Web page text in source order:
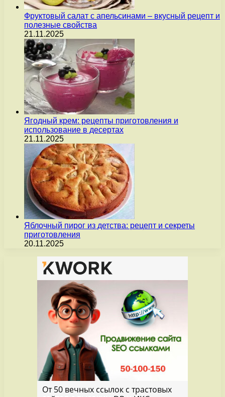
Фруктовый салат с апельсинами – вкусный рецепт и
полезные свойства
21.11.2025
Ягодный крем: рецепты приготовления и
использование в десертах
21.11.2025
Яблочный пирог из детства: рецепт и секреты
приготовления
20.11.2025